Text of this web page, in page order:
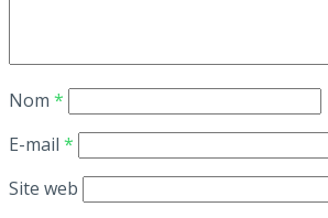
Nom *
E-mail *
Site web